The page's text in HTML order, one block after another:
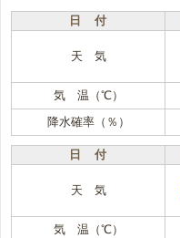
日 付
天 気
気 温（℃）
降水確率（％）
日 付
天 気
気 温（℃）